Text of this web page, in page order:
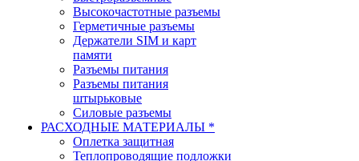
Высокочастотные разъемы
Герметичные разъемы
Держатели SIM и карт
памяти
Разъемы питания
Разъемы питания
штырьковые
Силовые разъемы
РАСХОДНЫЕ МАТЕРИАЛЫ *
Оплетка защитная
Теплопроводящие подложки